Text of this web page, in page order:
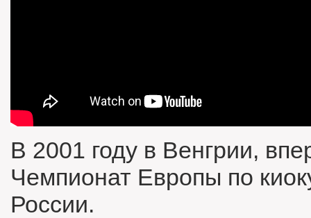
В 2001 году в Венгрии,
Чемпионат Европы по
России.